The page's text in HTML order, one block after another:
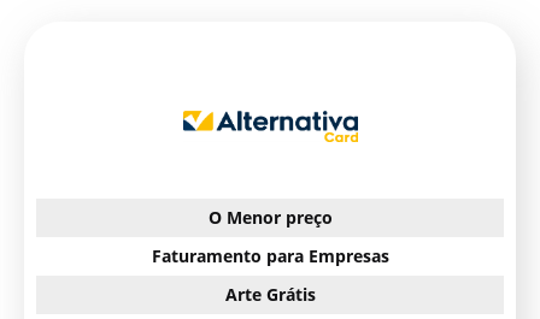
O Menor preço
Faturamento para Empresas
Arte Grátis